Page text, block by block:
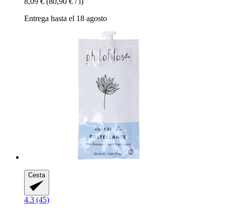
Entrega hasta el 18 agosto
Cesta
4.3 (45)